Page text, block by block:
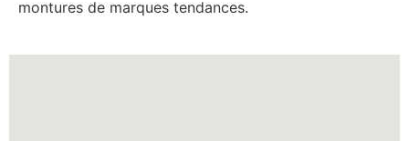
montures de marques tendances.